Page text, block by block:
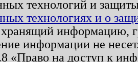
технологий и
технологиях и о
информацию,
информации не
«Право на доступ к